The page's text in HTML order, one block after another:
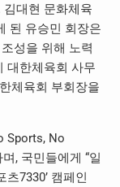
대현 문화체육
된 유승민 회장은
성을 위해 노력
대한체육회 사무
체육회 부회장을
Sports, No
, 국민들에게 “일
7330’ 캠페인